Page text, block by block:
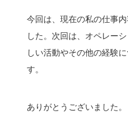
今回は、現在の私の仕事
した。次回は、オペレー
しい活動やその他の経験
す。
ありがとうございました。